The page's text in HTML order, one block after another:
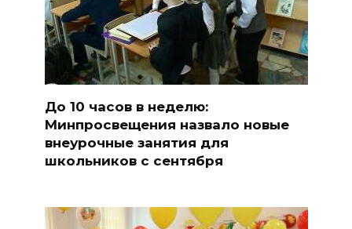
До 10 часов в неделю:
Минпросвещения назвало новые
внеурочные занятия для
школьников с сентября